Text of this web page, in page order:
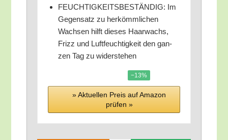
FEUCHTIGKEITSBESTÄNDIG: Im
Gegen­satz zu her­kömm­li­chen
Wach­sen hilft die­ses Haar­wachs,
Frizz und Luft­feuch­tig­keit den gan­
zen Tag zu widerstehen
−13%
» Aktu­el­len Preis auf Ama­zon
prü­fen »